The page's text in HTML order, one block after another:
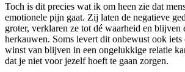
Toch is dit precies wat ik om heen zie dat
emotionele pijn gaat. Zij laten de negatieve
groter, verklaren ze tot dé waarheid en blijven
herkauwen. Soms levert dit onbewust ook
winst van blijven in een ongelukkige relatie
dat je niet voor jezelf hoeft te gaan zorgen.